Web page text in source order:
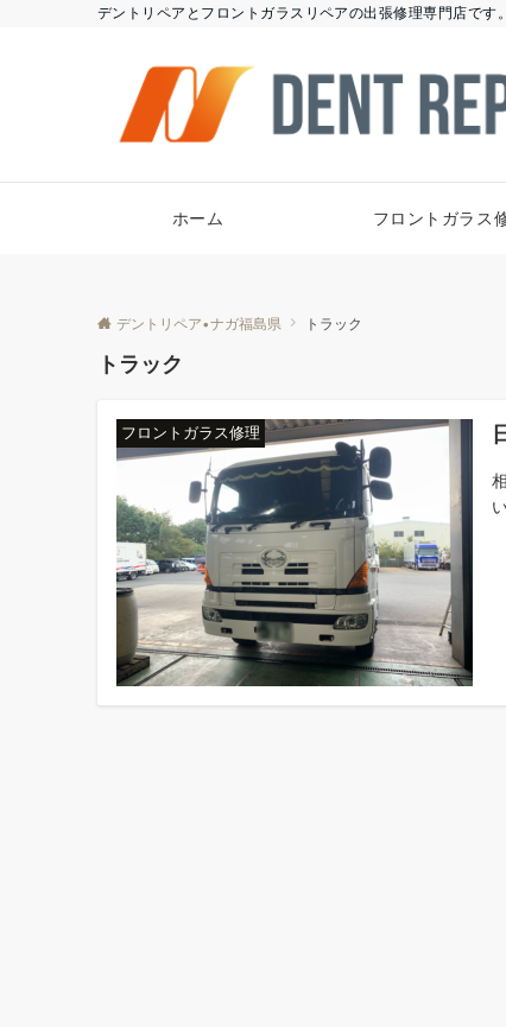
デントリペアとフロントガラスリペアの出張修理専門店です
ホーム フロントガラス
デントリペア•ナガ福島県 トラック
トラック
フロントガラス修理